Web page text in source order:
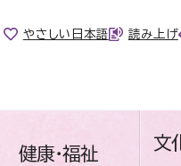
やさしい日本語 読み上げ
健康・福祉
文